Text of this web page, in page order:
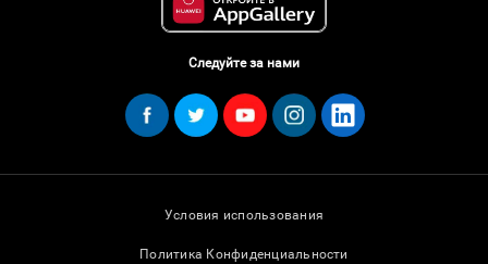
Следуйте за нами
Условия использования
Политика Конфиденциальности